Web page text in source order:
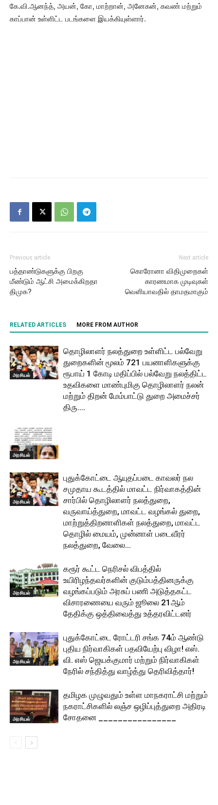
கே.வி.ஆனந்த், அயன், கோ, மாற்றான், அனேகன், கவண் மற்றும்
காப்பான் உள்ளிட்ட படங்களை இயக்கியுள்ளார்.
Previous article
பத்தாண்டுகளுக்கு பிறகு
மீண்டும் ஆட்சி அமைக்கிறதா
திமுக?
Next article
கொரோனா விதிமுறைகள்
காரணமாக முடிவுகள்
வெளியாவதில் தாமதமாகும்
RELATED ARTICLES MORE FROM AUTHOR
அரசியல்
தொழிலாளர் நலத்துறை உள்ளிட்ட பல்வேறு
துறைகளின் மூலம் 721 பயனாளிகளுக்கு
ரூபாய் 1 கோடி மதிப்பில் பல்வேறு நலத்திட்ட
உதவிகளை மாண்புமிகு தொழிலாளர் நலன்
மற்றும் திறன் மேம்பாட்டு துறை அமைச்சர்
திரு....
அரசியல்
அரசியல்
புதுக்கோட்டை ஆயுதப்படை காவலர் நல
சமுதாய கூடத்தில் மாவட்ட நிர்வாகத்தின்
சார்பில் தொழிலாளர் நலத்துறை,
வருவாய்த்துறை, மாவட்ட வழங்கல் துறை,
மாற்றுத்திறனாளிகள் நலத்துறை, மாவட்ட
தொழில் மையம், முன்னாள் படைவீரர்
நலத்துறை, வேலை...
அரசியல்
கரூர் கூட்ட நெரிசல் விபத்தில்
உயிரிழந்தவர்களின் குடும்பத்தினருக்கு
வழங்கப்படும் அரசுப் பணி அடுத்தகட்ட
விசாரணையை வரும் ஜூலை 21ஆம்
தேதிக்கு ஒத்திவைத்து உத்தரவிட்டனர்
அரசியல்
புதுக்கோட்டை ரோட்டரி சங்க 74ம் ஆண்டு
புதிய நிர்வாகிகள் பதவியேற்பு விழா! எஸ்.
வி. எஸ் ஜெயக்குமார் மற்றும் நிர்வாகிகள்
நேரில் சந்தித்து வாழ்த்து தெரிவித்தார்!
அரசியல்
தமிழக முழுவதும் உள்ள மாநகராட்சி மற்றும்
நகராட்சிகளில் லஞ்ச ஒழிப்புத்துறை அதிரடி
சோதனை ________________